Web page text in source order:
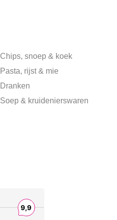
Chips, snoep & koek
Pasta, rijst & mie
Dranken
Soep & kruidenierswaren